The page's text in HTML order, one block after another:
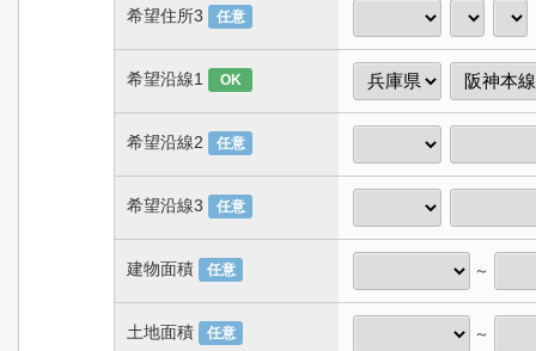
希望住所3 任意
希望沿線1 OK
希望沿線2 任意
希望沿線3 任意
建物面積 任意 ～
土地面積 任意 ～